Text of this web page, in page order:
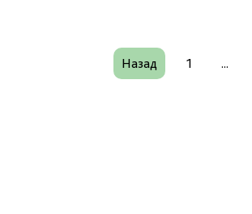
Назад 1 ...